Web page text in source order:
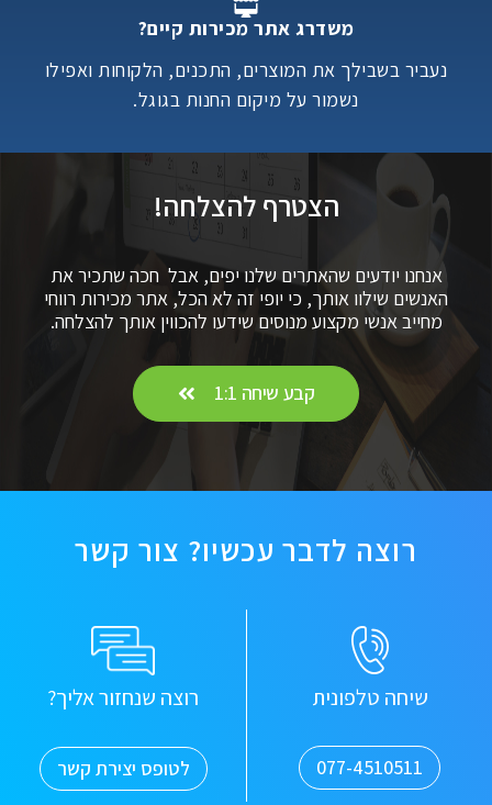
משדרג אתר מכירות קיים?
נעביר בשבילך את המוצרים, התכנים, הלקוחות ואפילו
נשמור על מיקום החנות בגוגל.
הצטרף להצלחה!
אנחנו יודעים שהאתרים שלנו יפים, אבל חכה שתכיר את
האנשים שילוו אותך, כי יופי זה לא הכל, אתר מכירות רווחי
מחייב אנשי מקצוע מנוסים שידעו להכווין אותך להצלחה.
קבע שיחה 1:1
רוצה לדבר עכשיו? צור קשר
שיחה טלפונית
077-4510511
רוצה שנחזור אליך?
לטופס יצירת קשר